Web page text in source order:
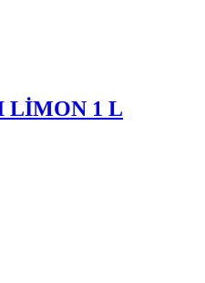
LİMON 1 L